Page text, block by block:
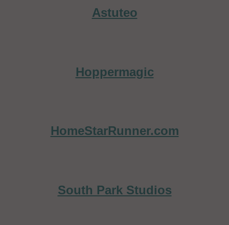
Astuteo
Hoppermagic
HomeStarRunner.com
South Park Studios